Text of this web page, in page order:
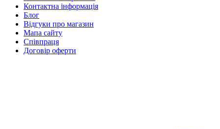
Контактна інформація
Блог
Відгуки про магазин
Мапа сайту
Співпраця
Договір оферти